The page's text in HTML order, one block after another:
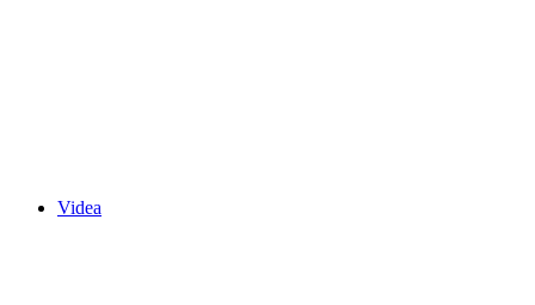
Videa